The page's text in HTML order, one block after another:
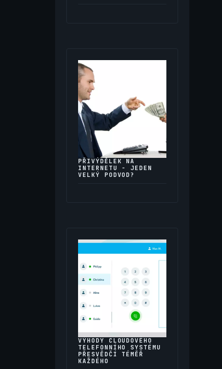
PŘIVÝDĚLEK NA
INTERNETU - JEDEN
VELKÝ PODVOD?
VÝHODY CLOUDOVÉHO
TELEFONNÍHO SYSTÉMU
PŘESVĚDČÍ TÉMĚŘ
KAŽDÉHO